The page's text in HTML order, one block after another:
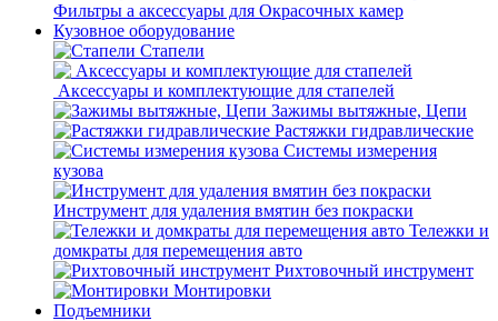
Фильтры а аксессуары для Окрасочных камер
Кузовное оборудование
Стапели
Аксессуары и комплектующие для стапелей
Зажимы вытяжные, Цепи
Растяжки гидравлические
Системы измерения
кузова
Инструмент для удаления вмятин без покраски
Тележки и
домкраты для перемещения авто
Рихтовочный инструмент
Монтировки
Подъемники